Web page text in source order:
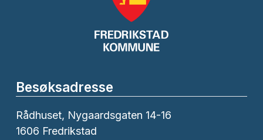
Besøksadresse
Rådhuset, Nygaardsgaten 14-16
1606 Fredrikstad